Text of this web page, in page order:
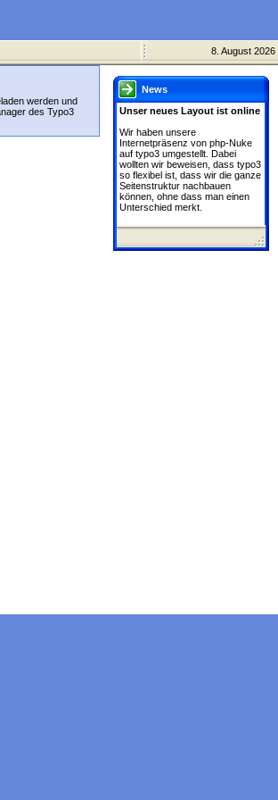
8. August 2026
werden und
des Typo3
News
Unser neues Layout ist online
Wir haben unsere
Internetpräsenz von php-Nuke
auf typo3 umgestellt. Dabei
wollten wir beweisen, dass typo3
so flexibel ist, dass wir die ganze
Seitenstruktur nachbauen
können, ohne dass man einen
Unterschied merkt.